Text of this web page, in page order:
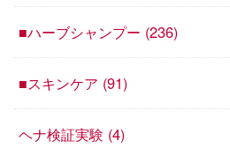
■ハーブシャンプー (236)
■スキンケア (91)
ヘナ検証実験 (4)